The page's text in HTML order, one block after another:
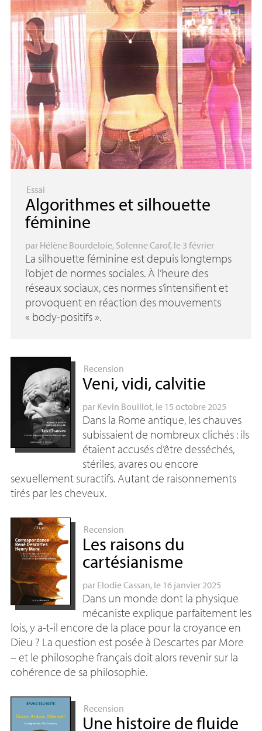
Essai
Algorithmes et silhouette
féminine
par Hélène Bourdeloie, Solenne Carof, le 3 février
La silhouette féminine est depuis longtemps
l’objet de normes sociales. À l’heure des
réseaux sociaux, ces normes s’intensifient et
provoquent en réaction des mouvements
« body-positifs».
Recension
Veni, vidi, calvitie
par Kevin Bouillot, le 15 octobre 2025
Dans la Rome antique, les chauves
subissaient de nombreux clichés : ils
étaient accusés d’être desséchés,
stériles, avares ou encore
sexuellement suractifs. Autant de raisonnements
tirés par les cheveux.
Recension
Les raisons du
cartésianisme
par Elodie Cassan, le 16 janvier 2025
Dans un monde dont la physique
mécaniste explique parfaitement les
lois, y a-t-il encore de la place pour la croyance en
Dieu ? La question est posée à Descartes par More
– et le philosophe français doit alors revenir sur la
cohérence de sa philosophie.
Recension
Une histoire de fluide